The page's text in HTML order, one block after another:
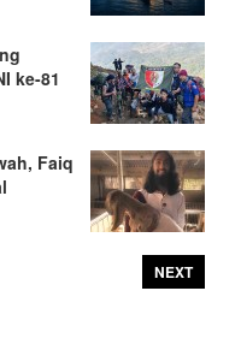
ke-81
Faiq
NEXT